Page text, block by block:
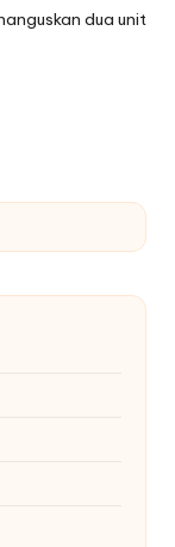
dua unit